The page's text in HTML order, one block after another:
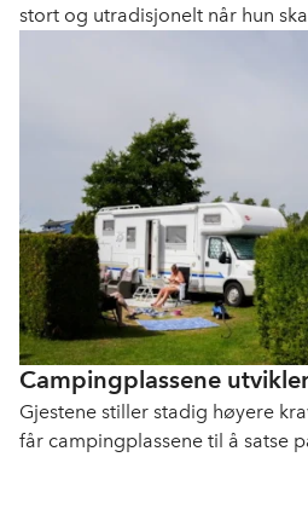
stort og utradisjonelt når hun
Campingplassene
Gjestene stiller stadig høyere
får campingplassene til å satse